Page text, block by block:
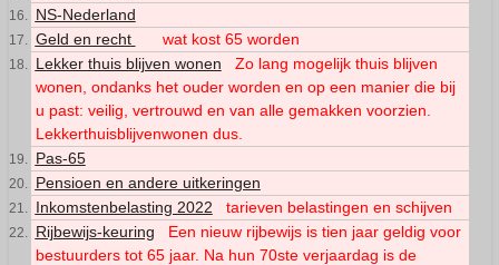
NS-Nederland
Geld en recht
wat kost 65 worden
Lekker thuis blijven wonen
Zo lang mogelijk thuis blijven
wonen, ondanks het ouder worden en op een manier die bij
u past: veilig, vertrouwd en van alle gemakken voorzien.
Lekkerthuisblijvenwonen dus.
Pas-65
Pensioen en andere uitkeringen
Inkomstenbelasting 2022 tarieven belastingen en schijven
Rijbewijs-keuring
Een nieuw rijbewijs is tien jaar geldig voor
bestuurders tot 65 jaar. Na hun 70ste verjaardag is de